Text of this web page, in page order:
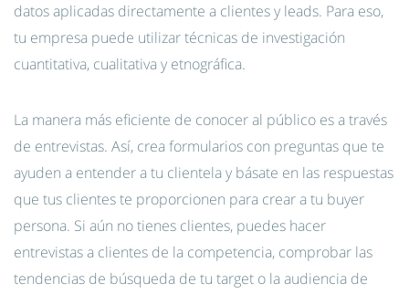
datos aplicadas directamente a clientes y leads. Para eso,
tu empresa puede utilizar técnicas de investigación
cuantitativa, cualitativa y etnográfica.
La manera más eficiente de conocer al público es a través
de entrevistas. Así, crea formularios con preguntas que te
ayuden a entender a tu clientela y básate en las respuestas
que tus clientes te proporcionen para crear a tu buyer
persona. Si aún no tienes clientes, puedes hacer
entrevistas a clientes de la competencia, comprobar las
tendencias de búsqueda de tu target o la audiencia de